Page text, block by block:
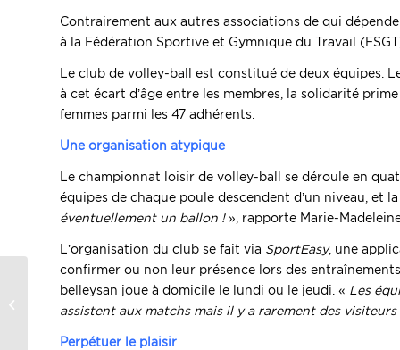
Contrairement aux autres associations de qui
à la Fédération Sportive et Gymnique du Travail
Le club de volley-ball est constitué de deux équipes.
à cet écart d’âge entre les membres, la solidarité
femmes parmi les 47 adhérents.
Une organisation atypique
Le championnat loisir de volley-ball se déroule en
équipes de chaque poule descendent d’un niveau, et
éventuellement un ballon !», rapporte Marie-
L’organisation du club se fait via SportEasy, une
confirmer ou non leur présence lors des
belleysan joue à domicile le lundi ou le jeudi. « Les
assistent aux matchs mais il y a rarement des visiteurs
Perpétuer le plaisir
Le nouveau conseil
municipal a été